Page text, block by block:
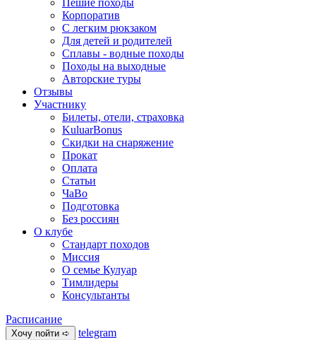
Пешие походы
Корпоратив
С легким рюкзаком
Для детей и родителей
Сплавы - водные походы
Походы на выходные
Авторские туры
Отзывы
Участнику
Билеты, отели, страховка
KuluarBonus
Скидки на снаряжение
Прокат
Оплата
Статьи
ЧаВо
Подготовка
Без россиян
О клубе
Стандарт походов
Миссия
О семье Кулуар
Тимлидеры
Консультанты
Расписание
Хочу пойти ➪
telegram